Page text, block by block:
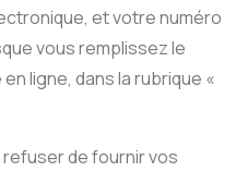
et votre numéro
vous remplissez le
ligne, dans la rubrique «
de fournir vos